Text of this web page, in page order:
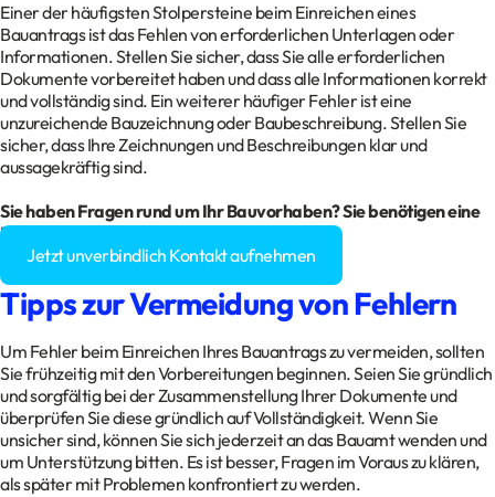
Einer der häufigsten Stolpersteine beim Einreichen eines
Bauantrags ist das Fehlen von erforderlichen Unterlagen oder
Informationen. Stellen Sie sicher, dass Sie alle erforderlichen
Dokumente vorbereitet haben und dass alle Informationen korrekt
und vollständig sind. Ein weiterer häufiger Fehler ist eine
unzureichende Bauzeichnung oder Baubeschreibung. Stellen Sie
sicher, dass Ihre Zeichnungen und Beschreibungen klar und
aussagekräftig sind.
Sie haben Fragen rund um Ihr Bauvorhaben? Sie benötigen eine
Baugenehmigung?
Jetzt unverbindlich Kontakt aufnehmen
Tipps zur Vermeidung von Fehlern
Um Fehler beim Einreichen Ihres Bauantrags zu vermeiden, sollten
Sie frühzeitig mit den Vorbereitungen beginnen. Seien Sie gründlich
und sorgfältig bei der Zusammenstellung Ihrer Dokumente und
überprüfen Sie diese gründlich auf Vollständigkeit. Wenn Sie
unsicher sind, können Sie sich jederzeit an das Bauamt wenden und
um Unterstützung bitten. Es ist besser, Fragen im Voraus zu klären,
als später mit Problemen konfrontiert zu werden.